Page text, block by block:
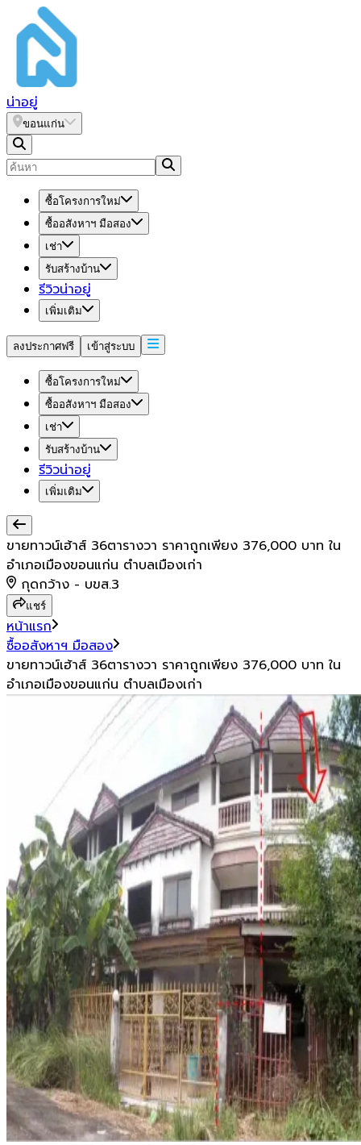
น่าอยู่
ขอนแก่น
ซื้อโครงการใหม่
ซื้ออสังหาฯ มือสอง
เช่า
รับสร้างบ้าน
รีวิวน่าอยู่
เพิ่มเติม
ลงประกาศฟรี เข้าสู่ระบบ
ซื้อโครงการใหม่
ซื้ออสังหาฯ มือสอง
เช่า
รับสร้างบ้าน
รีวิวน่าอยู่
เพิ่มเติม
ขายทาวน์เฮ้าส์ 36ตารางวา ราคาถูกเพียง 376,000 บาท ใน
อำเภอเมืองขอนแก่น ตำบลเมืองเก่า
กุดกว้าง - บขส.3
แชร์
หน้าแรก
ซื้ออสังหาฯ มือสอง
ขายทาวน์เฮ้าส์ 36ตารางวา ราคาถูกเพียง 376,000 บาท ใน
อำเภอเมืองขอนแก่น ตำบลเมืองเก่า